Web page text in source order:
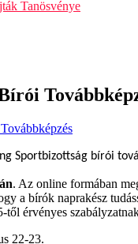
Tanösvénye
Sportbizottság bírói
. Az online formában
a bírók naprakész
től érvényes
22-23.